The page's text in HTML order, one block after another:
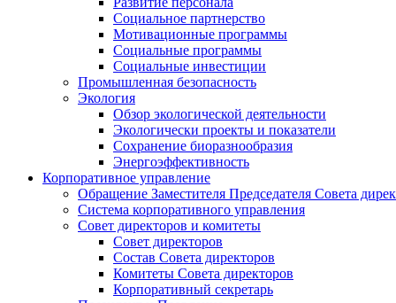
Социальное партнерство
Мотивационные программы
Социальные программы
Социальные инвестиции
Промышленная безопасность
Экология
Обзор экологической деятельности
Экологически проекты и показатели
Сохранение биоразнообразия
Энергоэффективность
Корпоративное управление
Обращение Заместителя Председателя Совета
Система корпоративного управления
Совет директоров и комитеты
Совет директоров
Состав Совета директоров
Комитеты Совета директоров
Корпоративный секретарь